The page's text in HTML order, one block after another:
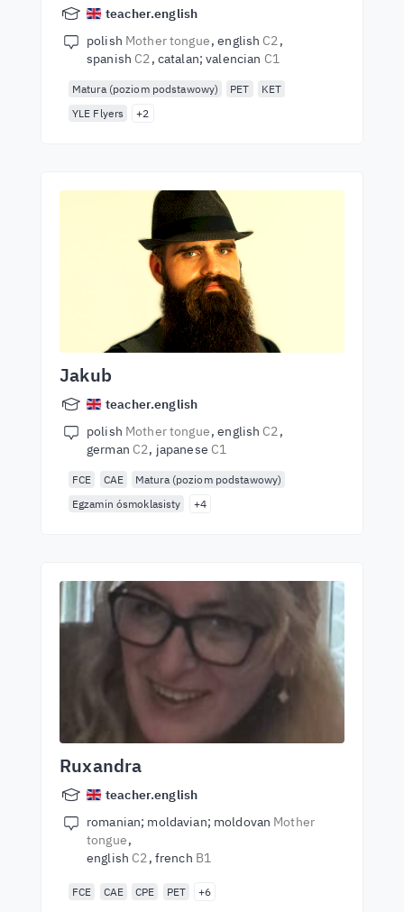
teacher.english
polish Mother tongue english C2
spanish C2 catalan; valencian C1
Matura (poziom podstawowy) PET
KET
YLE Flyers
+2
Jakub
teacher.english
polish Mother tongue english C2
german C2 japanese C1
FCE CAE
Matura (poziom podstawowy)
Egzamin ósmoklasisty
+4
Ruxandra
teacher.english
romanian; moldavian; moldovan Mother
tongue
english C2 french B1
FCE CAE CPE PET +6